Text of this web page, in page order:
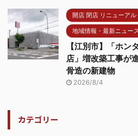
開店 閉店 リニューアル
地域情報・最新ニュー
【江別市】「ホン
店」増改築工事が
骨造の新建物
2026/8/4
カテゴリー